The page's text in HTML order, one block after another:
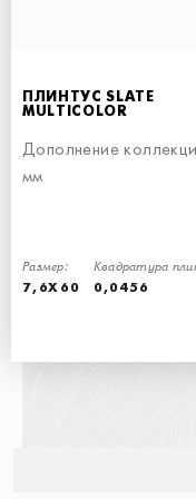
ПЛИНТУС SLATE
MULTICOLOR
Дополнение
мм
Размер:
7,6X60
Квадратура
0,0456